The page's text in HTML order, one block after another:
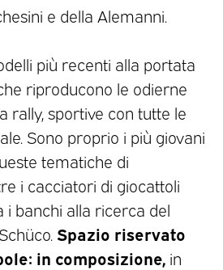
e della Alemanni.
più recenti alla portata
riproducono le odierne
rally, sportive con tutte le
Sono proprio i più giovani
tematiche di
i cacciatori di giocattoli
i banchi alla ricerca del
Spazio riservato
in composizione, in